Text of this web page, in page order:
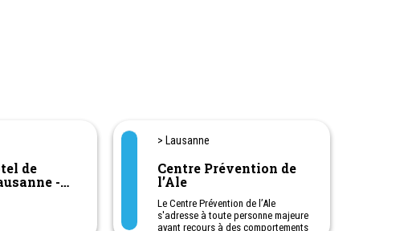
de
-
> Lausanne
Centre Prévention de
l’Ale
Le Centre Prévention de l’Ale
s'adresse à toute personne majeure
ayant recours à des comportements